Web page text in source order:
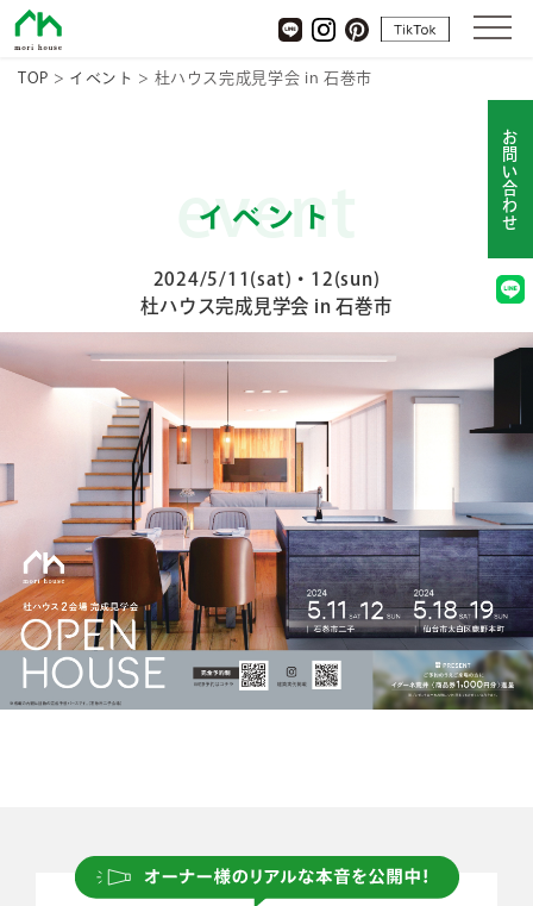
LINE Instagram
pinterest tiktok
TOP > イベント > 杜ハウス完成見学会 in 石巻市
イベント
event
2024/5/11(sat)・12(sun)
杜ハウス完成見学会 in 石巻市
お問い合わせ